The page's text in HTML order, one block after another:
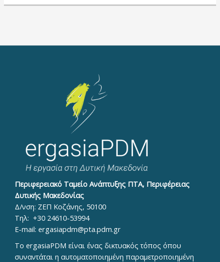
Περιφερειακό Ταμείο Ανάπτυξης ΠΤΑ, Περιφέρειας
Δυτικής Μακεδονίας
Δ/νση: ΖΕΠ Κοζάνης, 50100
Τηλ: +30 24610-53994
E-mail: ergasiapdm@pta.pdm.gr
To ergasiaPDM είναι ένας δικτυακός τόπος όπου
συναντάται η αυτοματοποιημένη παραμετροποιημένη